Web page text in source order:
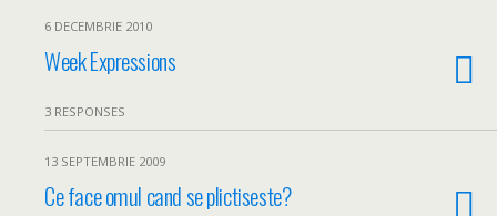
6 DECEMBRIE 2010
Week Expressions
3 RESPONSES
13 SEPTEMBRIE 2009
Ce face omul cand se plictiseste?